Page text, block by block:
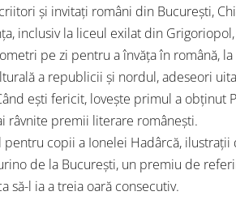
și invitați români din București,
inclusiv la liceul exilat din
pe zi pentru a învăța în română,
a republicii și nordul, adeseori
ești fericit, lovește primul a obținut
râvnite premii literare românești.
copii a Ionelei Hadârcă, ilustrații
de la București, un premiu de
să-l ia a treia oară consecutiv.